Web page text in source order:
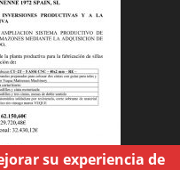
su experiencia de